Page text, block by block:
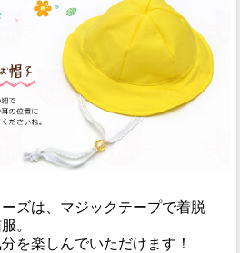
ズは、マジックテープで着脱
。
を楽しんでいただけます！